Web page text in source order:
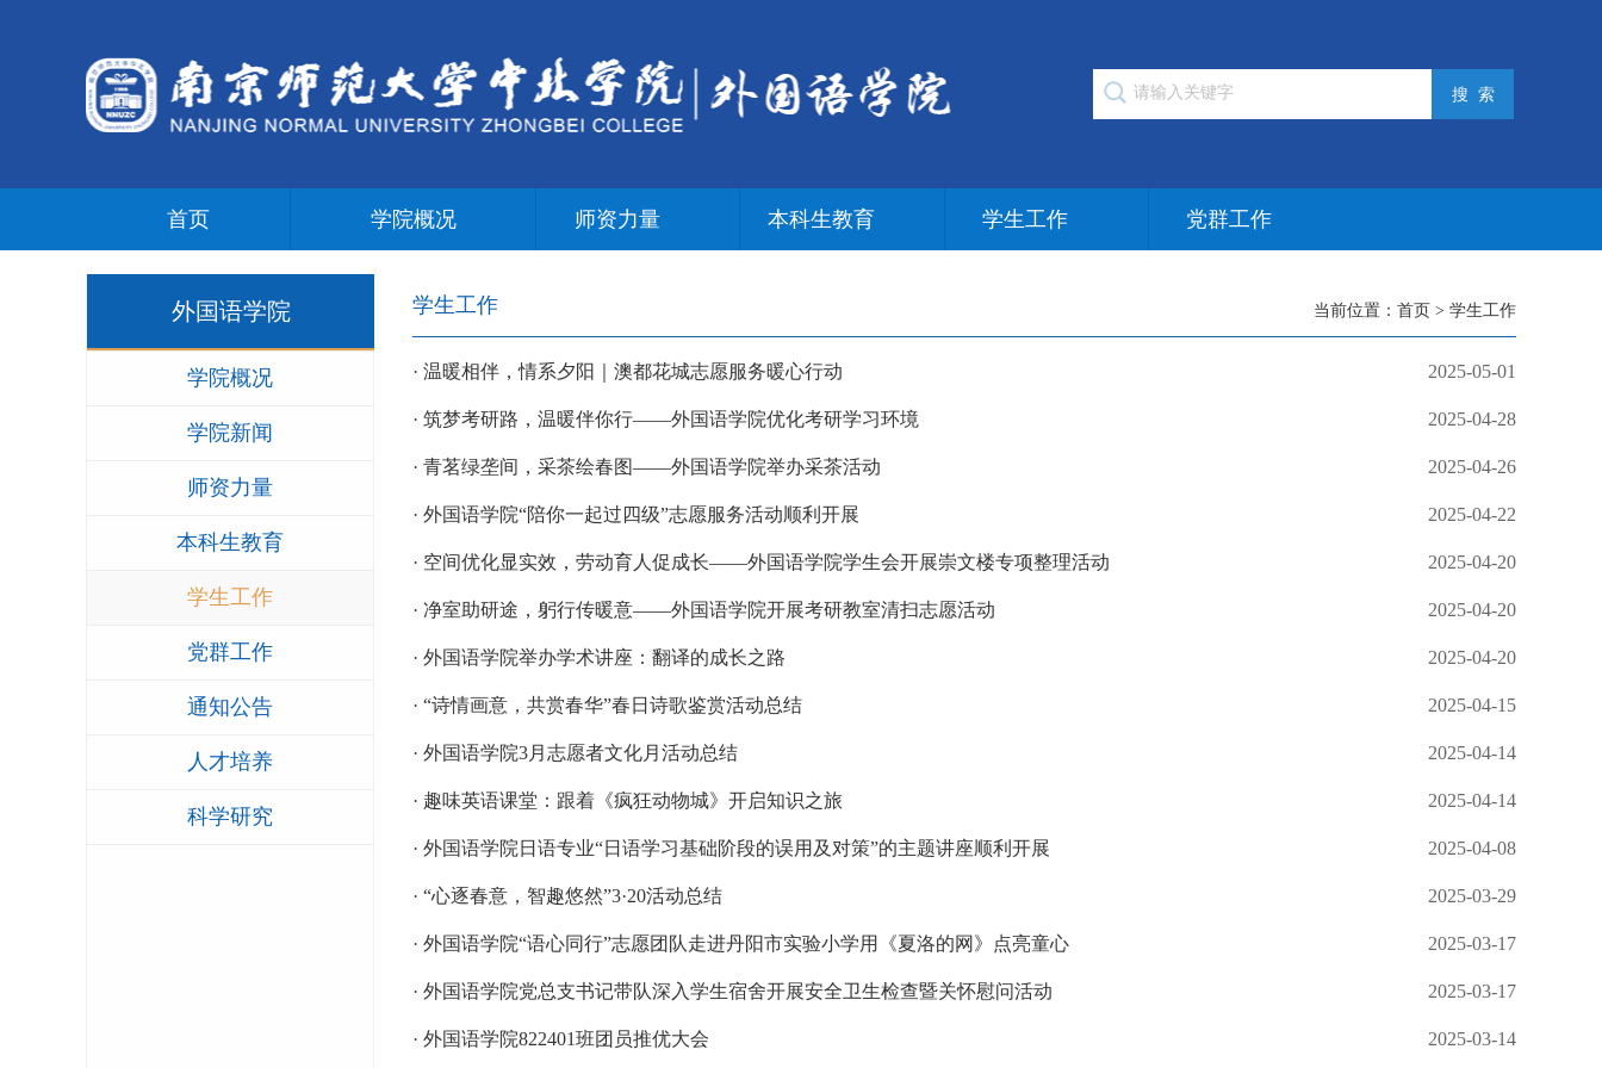
首页 学院概况 师资力量 本科生教育 学生工作 党群工作
外国语学院
学院概况
学院新闻
师资力量
本科生教育
学生工作
党群工作
通知公告
人才培养
科学研究
学生工作 当前位置： 首页 > 学生工作
· 温暖相伴，情系夕阳｜澳都花城志愿服务暖心行动 2025-05-01
· 筑梦考研路，温暖伴你行——外国语学院优化考研学习环境 2025-04-28
· 青茗绿垄间，采茶绘春图——外国语学院举办采茶活动 2025-04-26
· 外国语学院“陪你一起过四级”志愿服务活动顺利开展 2025-04-22
· 空间优化显实效，劳动育人促成长——外国语学院学生会开展崇文楼专项整理活动 2025-04-20
· 净室助研途，躬行传暖意——外国语学院开展考研教室清扫志愿活动 2025-04-20
· 外国语学院举办学术讲座：翻译的成长之路 2025-04-20
· “诗情画意，共赏春华”春日诗歌鉴赏活动总结 2025-04-15
· 外国语学院3月志愿者文化月活动总结 2025-04-14
· 趣味英语课堂：跟着《疯狂动物城》开启知识之旅 2025-04-14
· 外国语学院日语专业“日语学习基础阶段的误用及对策”的主题讲座顺利开展 2025-04-08
· “心逐春意，智趣悠然”3·20活动总结 2025-03-29
· 外国语学院“语心同行”志愿团队走进丹阳市实验小学用《夏洛的网》点亮童心 2025-03-17
· 外国语学院党总支书记带队深入学生宿舍开展安全卫生检查暨关怀慰问活动 2025-03-17
· 外国语学院822401班团员推优大会 2025-03-14